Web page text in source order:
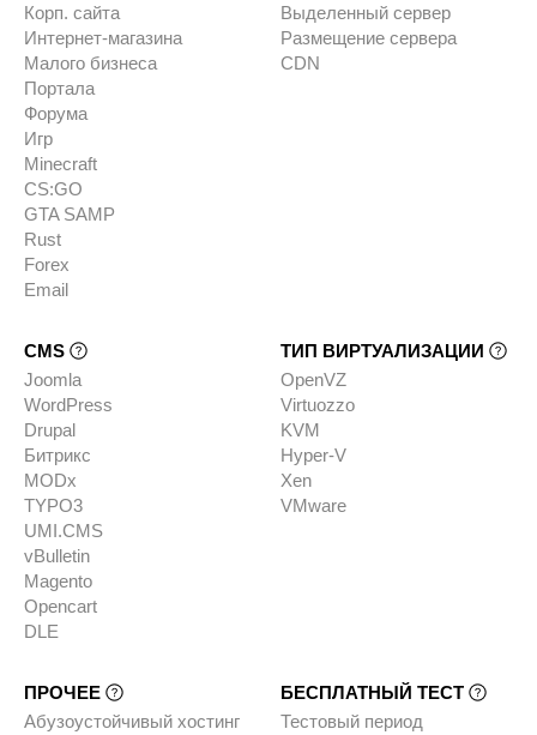
Корп. сайта
Интернет-магазина
Малого бизнеса
Портала
Форума
Игр
Minecraft
CS:GO
GTA SAMP
Rust
Forex
Email
Выделенный сервер
Размещение сервера
CDN
CMS
Joomla
WordPress
Drupal
Битрикс
MODx
TYPO3
UMI.CMS
vBulletin
Magento
Opencart
DLE
ТИП ВИРТУАЛИЗАЦИИ
OpenVZ
Virtuozzo
KVM
Hyper-V
Xen
VMware
ПРОЧЕЕ
Абузоустойчивый хостинг
БЕСПЛАТНЫЙ ТЕСТ
Тестовый период